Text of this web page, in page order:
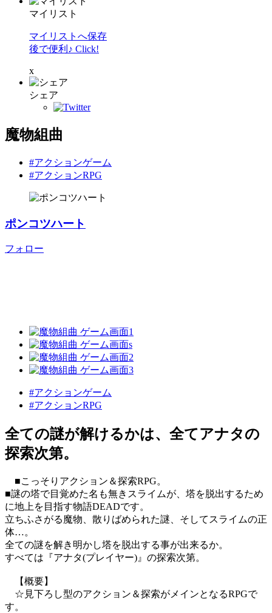
マイリスト
マイリストへ保存
後で便利♪ Click!
x
シェア
魔物組曲
#アクションゲーム
#アクションRPG
ポンコツハート
フォロー
#アクションゲーム
#アクションRPG
全ての謎が解けるかは、全てアナタの
探索次第。
■こっそりアクション＆探索RPG。
■謎の塔で目覚めた名も無きスライムが、塔を脱出するため
に地上を目指す物語DEADです。
立ちふさがる魔物、散りばめられた謎、そしてスライムの正
体…。
全ての謎を解き明かし塔を脱出する事が出来るか。
すべては『アナタ(プレイヤー)』の探索次第。
【概要】
☆見下ろし型のアクション＆探索がメインとなるRPGで
す。